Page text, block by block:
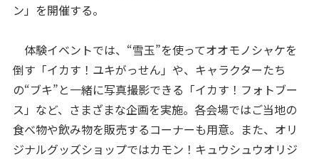
ン」を開催する。
体験イベントでは、“雪玉”を使ってオオモノシャケを
倒す「イカす！ユキがっせん」や、キャラクターたち
の“ブキ”と一緒に写真撮影できる「イカす！フォトブー
ス」など、さまざまな企画を実施。各会場ではご当地の
食べ物や飲み物を販売するコーナーも用意。また、オリ
ジナルグッズショップではカモン！キュウシュウオリジ